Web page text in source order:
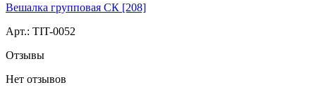
Вешалка групповая СК [208]
Арт.: TIT-0052
Отзывы
Нет отзывов